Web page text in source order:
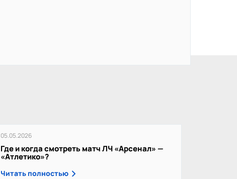
05.05.2026
Где и когда смотреть матч ЛЧ «Арсенал» —
«Атлетико»?
Читать полностью